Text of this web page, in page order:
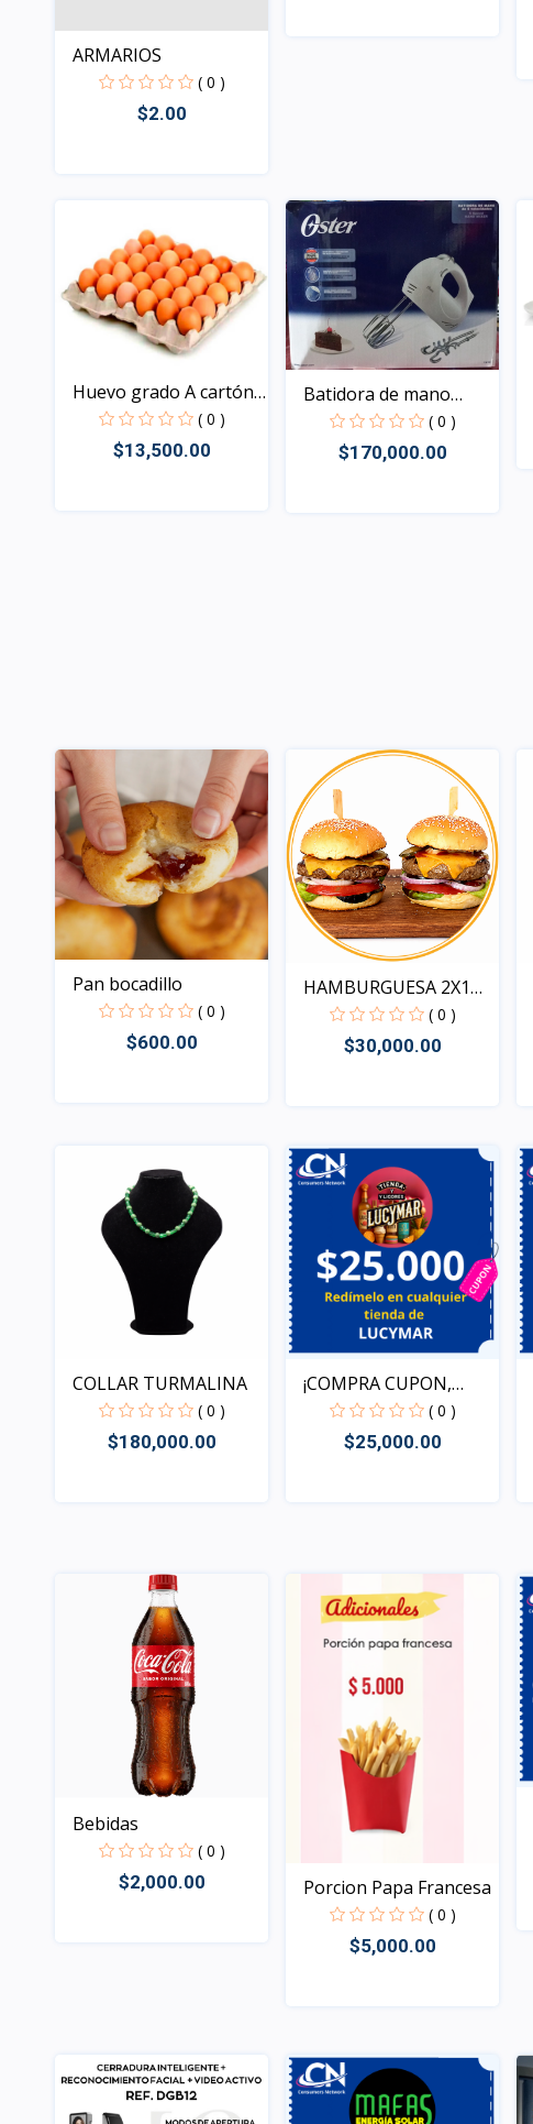
ARMARIOS
( 0 )
$2.00
Huevo grado A cartón
de...
( 0 )
$13,500.00
Batidora de mano
Oster
( 0 )
$170,000.00
Pan bocadillo
( 0 )
$600.00
HAMBURGUESA 2X1
MAS PAP...
( 0 )
$30,000.00
COLLAR TURMALINA
( 0 )
$180,000.00
¡COMPRA CUPON,
REDIME T...
( 0 )
$25,000.00
Bebidas
( 0 )
$2,000.00 Porcion Papa Francesa
( 0 )
$5,000.00